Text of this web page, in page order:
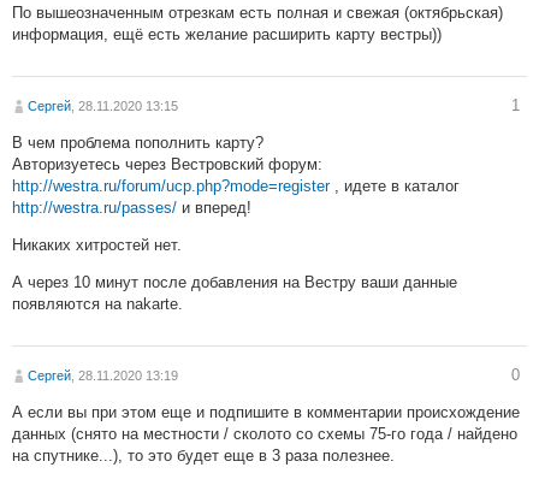
По вышеозначенным отрезкам есть полная и свежая (октябрьская)
информация, ещё есть желание расширить карту вестры))
Сергей , 28.11.2020 13:15 1
В чем проблема пополнить карту?
Авторизуетесь через Вестровский форум:
http://westra.ru/forum/ucp.php?mode=register , идете в каталог
http://westra.ru/passes/ и вперед!
Никаких хитростей нет.
А через 10 минут после добавления на Вестру ваши данные
появляются на nakarte.
Сергей , 28.11.2020 13:19 0
А если вы при этом еще и подпишите в комментарии происхождение
данных (снято на местности / сколото со схемы 75-го года / найдено
на спутнике...), то это будет еще в 3 раза полезнее.